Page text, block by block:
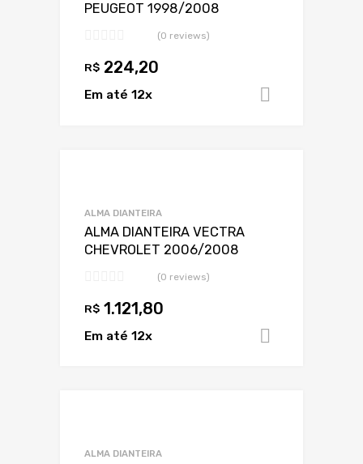
PEUGEOT 1998/2008
(0 reviews)
R$ 224,20
Em até 12x
ALMA DIANTEIRA
ALMA DIANTEIRA VECTRA
CHEVROLET 2006/2008
(0 reviews)
R$ 1.121,80
Em até 12x
ALMA DIANTEIRA